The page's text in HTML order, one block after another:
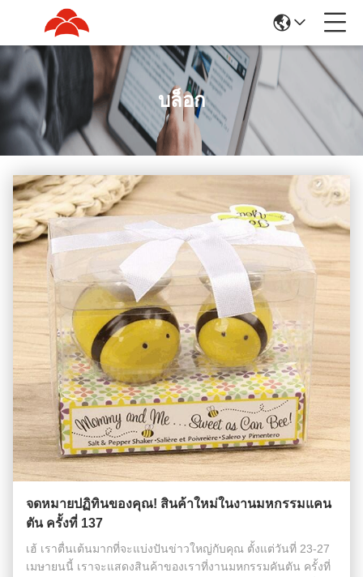
บล็อก
จดหมายปฏิทินของคุณ! สินค้าใหม่ในงานมหกรรมแคน
ตัน ครั้งที่ 137
เฮ้ เราตื่นเต้นมากที่จะแบ่งปันข่าวใหญ่กับคุณ ตั้งแต่วันที่ 23-27
เมษายนนี้ เราจะแสดงสินค้าของเราที่งานมหกรรมคันตัน ครั้งที่